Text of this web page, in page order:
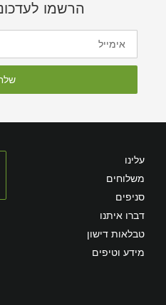
הרשמו
עלינו
משלוחים
סניפים
דברו איתנו
טבלאות דישון
מידע וטיפים